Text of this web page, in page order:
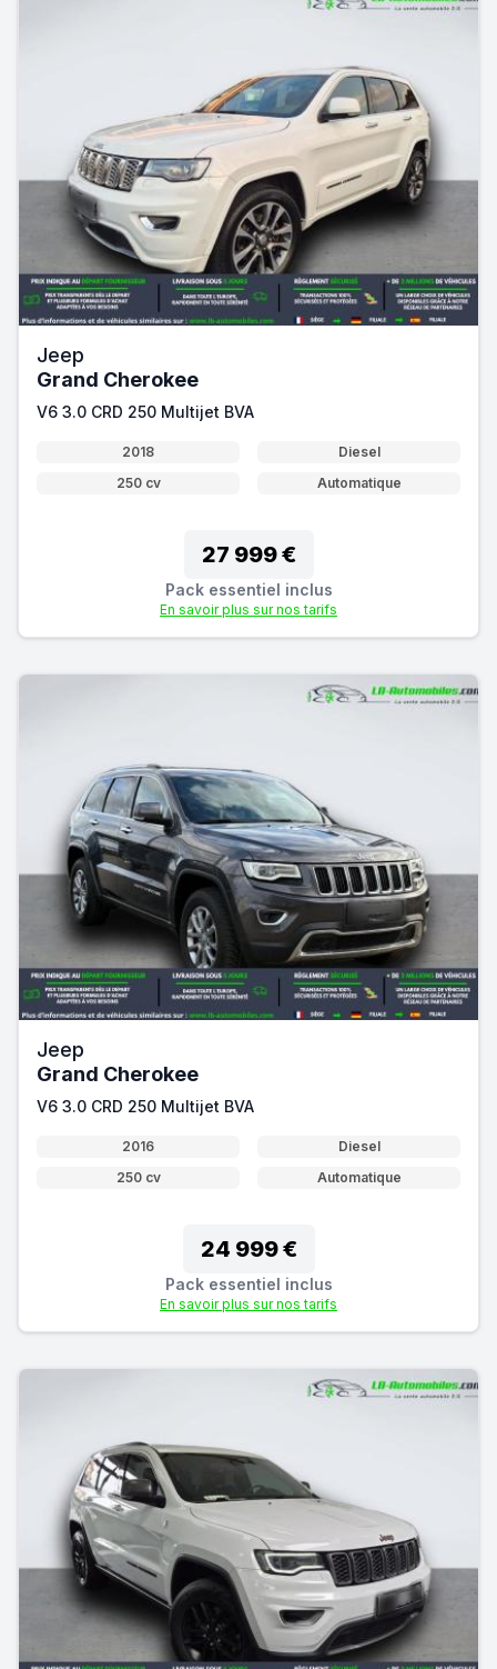
Jeep
Grand Cherokee
V6 3.0 CRD 250 Multijet BVA
2018
Diesel
250 cv
Automatique
27 999 €
Pack essentiel inclus
En savoir plus sur nos tarifs
Jeep
Grand Cherokee
V6 3.0 CRD 250 Multijet BVA
2016
Diesel
250 cv
Automatique
24 999 €
Pack essentiel inclus
En savoir plus sur nos tarifs